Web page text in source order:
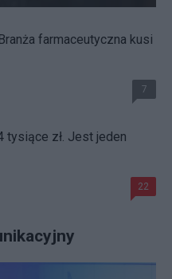
farmaceutyczna kusi
7
tysiące zł. Jest jeden
22